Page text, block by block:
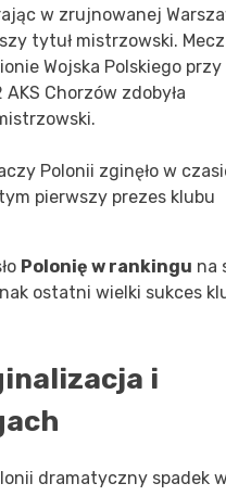
w zrujnowanej
tytuł mistrzowski. Mecz
Wojska Polskiego przy
Chorzów zdobyła
Polonii zginęło w
pierwszy prezes klubu
Polonię w rankingu na
ostatni wielki sukces
i
dramatyczny spadek